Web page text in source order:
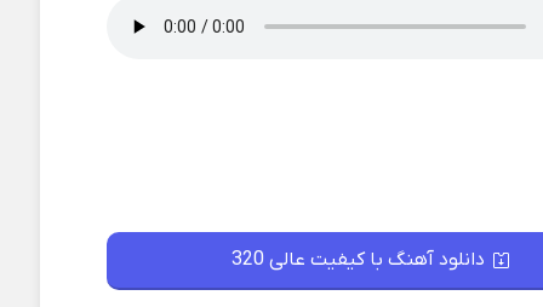
دانلود آهنگ با کیفیت عالی 320